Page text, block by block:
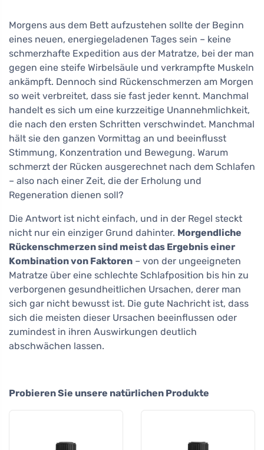
Morgens aus dem Bett aufzustehen sollte der Beginn
eines neuen, energiegeladenen Tages sein – keine
schmerzhafte Expedition aus der Matratze, bei der man
gegen eine steife Wirbelsäule und verkrampfte Muskeln
ankämpft. Dennoch sind Rückenschmerzen am Morgen
so weit verbreitet, dass sie fast jeder kennt. Manchmal
handelt es sich um eine kurzzeitige Unannehmlichkeit,
die nach den ersten Schritten verschwindet. Manchmal
hält sie den ganzen Vormittag an und beeinflusst
Stimmung, Konzentration und Bewegung. Warum
schmerzt der Rücken ausgerechnet nach dem Schlafen
– also nach einer Zeit, die der Erholung und
Regeneration dienen soll?
Die Antwort ist nicht einfach, und in der Regel steckt
nicht nur ein einziger Grund dahinter. Morgendliche
Rückenschmerzen sind meist das Ergebnis einer
Kombination von Faktoren – von der ungeeigneten
Matratze über eine schlechte Schlafposition bis hin zu
verborgenen gesundheitlichen Ursachen, derer man
sich gar nicht bewusst ist. Die gute Nachricht ist, dass
sich die meisten dieser Ursachen beeinflussen oder
zumindest in ihren Auswirkungen deutlich
abschwächen lassen.
Probieren Sie unsere natürlichen Produkte